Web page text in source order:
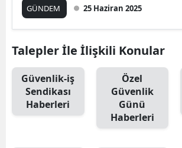
GÜNDEM 25 Haziran 2025
Talepler İle İlişkili Konular
Güvenlik-iş
Sendikası
Haberleri
Özel
Güvenlik
Günü
Haberleri